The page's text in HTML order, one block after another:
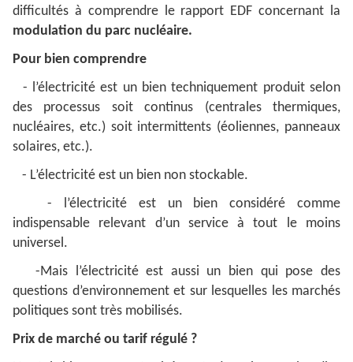
difficultés à comprendre le rapport EDF concernant la
modulation du parc nucléaire.
Pour bien comprendre
- l’électricité est un bien techniquement produit selon
des processus soit continus (centrales thermiques,
nucléaires, etc.) soit intermittents (éoliennes, panneaux
solaires, etc.).
- L’électricité est un bien non stockable.
- l’électricité est un bien considéré comme
indispensable relevant d’un service à tout le moins
universel.
-Mais l’électricité est aussi un bien qui pose des
questions d’environnement et sur lesquelles les marchés
politiques sont très mobilisés.
Prix de marché ou tarif régulé ?